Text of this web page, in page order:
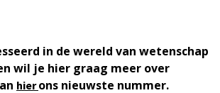
in de wereld van wetenschap
wil je hier graag meer over
hierons nieuwste nummer.